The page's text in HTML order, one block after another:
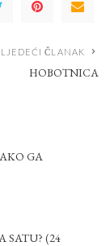
ČLANAK
HOBOTNICA
GA
SATU? (24